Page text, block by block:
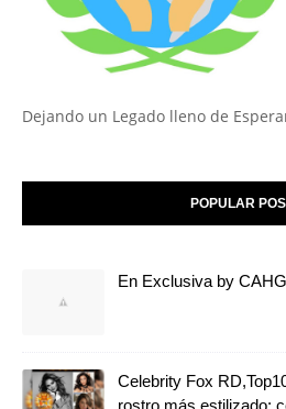
Dejando un Legado lleno de
POPULAR
En Exclusiva by CAHG
Celebrity Fox
rostro más estilizado: